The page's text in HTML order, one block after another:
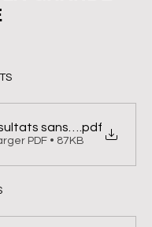
sans nouveaux
.pdf
PDF • 87KB